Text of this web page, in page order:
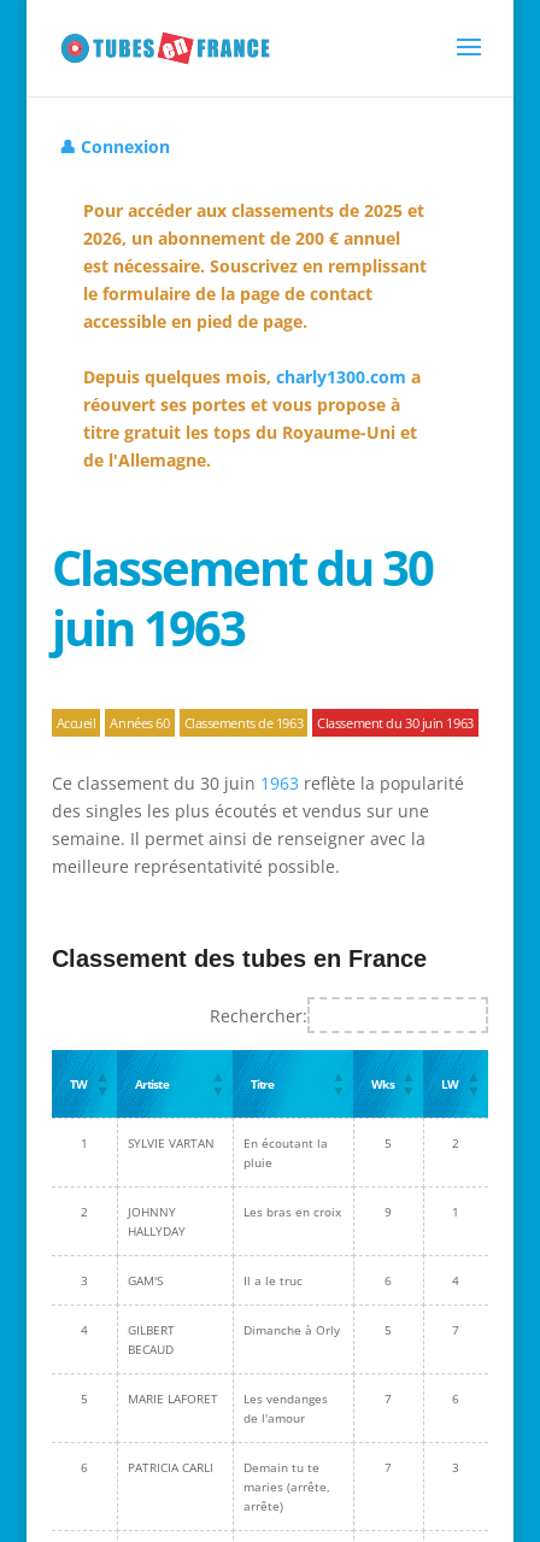
👤 Connexion
Pour accéder aux classements de 2025 et
2026, un abonnement de 200 € annuel
est nécessaire. Souscrivez en remplissant
le formulaire de la page de contact
accessible en pied de page.
Depuis quelques mois, charly1300.com a
réouvert ses portes et vous propose à
titre gratuit les tops du Royaume-Uni et
de l'Allemagne.
Classement du 30
juin 1963
Accueil Années 60 Classements de 1963 Classement du 30 juin 1963
Ce classement du 30 juin 1963 reflète la popularité
des singles les plus écoutés et vendus sur une
semaine. Il permet ainsi de renseigner avec la
meilleure représentativité possible.
Classement des tubes en France
Rechercher:
TW Artiste Titre Wks LW
1 SYLVIE VARTAN
En écoutant la
pluie
5 2
2
JOHNNY
HALLYDAY
Les bras en croix 9 1
3 GAM'S Il a le truc 6 4
4
GILBERT
BECAUD
Dimanche à Orly 5 7
5 MARIE LAFORET
Les vendanges
de l'amour
7 6
6 PATRICIA CARLI
Demain tu te
maries (arrête,
arrête)
7 3